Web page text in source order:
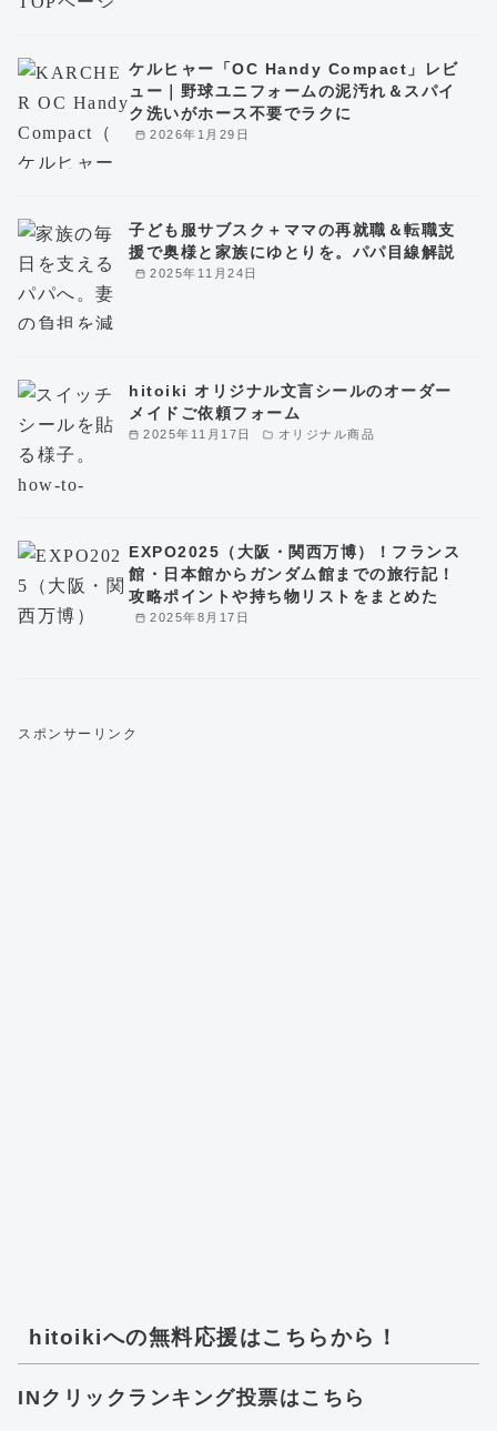
2026年1月29日
ケルヒャー「OC Handy Compact」レビ
ュー｜野球ユニフォームの泥汚れ＆スパイ
ク洗いがホース不要でラクに
2025年11月24日
子ども服サブスク＋ママの再就職＆転職支
援で奥様と家族にゆとりを。パパ目線解説
2025年11月17日 オリジナル商品
hitoiki オリジナル文言シールのオーダー
メイドご依頼フォーム
2025年8月17日
EXPO2025（大阪・関西万博）！フランス
館・日本館からガンダム館までの旅行記！
攻略ポイントや持ち物リストをまとめた
スポンサーリンク
hitoikiへの無料応援はこちらから！
INクリックランキング投票はこちら